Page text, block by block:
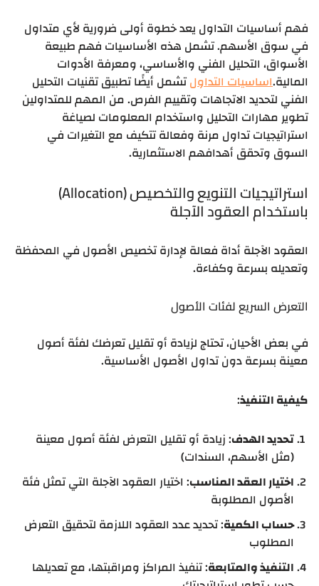
فهم أساسيات التداول يعد خطوة أولى ضرورية لأي متداول
في سوق الأسهم. تشمل هذه الأساسيات فهم طبيعة
الأسواق، التحليل الفني والأساسي، ومعرفة الأدوات
المالية.اساسيات التداولتشمل أيضًا تطبيق تقنيات التحليل
الفني لتحديد الاتجاهات وتقييم الفرص. من المهم للمتداولين
تطوير مهارات التحليل واستخدام المعلومات لصياغة
استراتيجيات تداول مرنة وفعالة تتكيف مع التغيرات في
السوق وتحقق أهدافهم الاستثمارية.
استراتيجيات التنويع والتخصيص (Allocation)
باستخدام العقود الآجلة
العقود الآجلة أداة فعالة لإدارة تخصيص الأصول في المحفظة
وتعديله بسرعة وكفاءة.
التعرض السريع لفئات الأصول
في بعض الأحيان، تحتاج لزيادة أو تقليل تعرضك لفئة أصول
معينة بسرعة دون تداول الأصول الأساسية.
كيفية التنفيذ:
تحديد الهدف: زيادة أو تقليل التعرض لفئة أصول معينة
(مثل الأسهم، السندات)
اختيار العقد المناسب: اختيار العقود الآجلة التي تمثل فئة
الأصول المطلوبة
حساب الكمية: تحديد عدد العقود اللازمة لتحقيق التعرض
المطلوب
التنفيذ والمتابعة: تنفيذ المراكز ومراقبتها، مع تعديلها